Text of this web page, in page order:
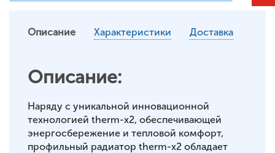
Описание Характеристики Доставка
Описание:
Наряду с уникальной инновационной
технологией therm-x2, обеспечивающей
энергосбережение и тепловой комфорт,
профильный радиатор therm-x2 обладает